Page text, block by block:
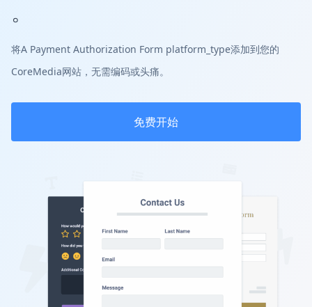
。
将A Payment Authorization Form platform_type添加到您的
CoreMedia网站，无需编码或头痛。
免费开始